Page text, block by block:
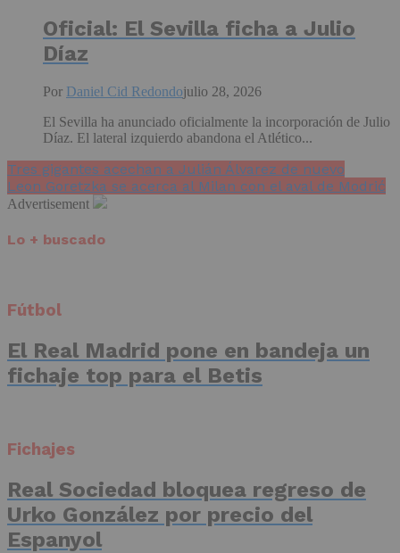
Oficial: El Sevilla ficha a Julio
Díaz
Por Daniel Cid Redondojulio 28, 2026
El Sevilla ha anunciado oficialmente la incorporación de Julio
Díaz. El lateral izquierdo abandona el Atlético...
Tres gigantes acechan a Julián Álvarez de nuevo
Leon Goretzka se acerca al Milan con el aval de Modrić
Advertisement
Lo + buscado
Fútbol
El Real Madrid pone en bandeja un
fichaje top para el Betis
Fichajes
Real Sociedad bloquea regreso de
Urko González por precio del
Espanyol